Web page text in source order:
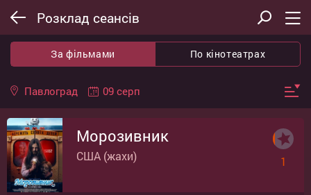
Розклад сеансів
За фільмами По кінотеатрах
Павлоград 09 серп
Морозивник
США (жахи) 1